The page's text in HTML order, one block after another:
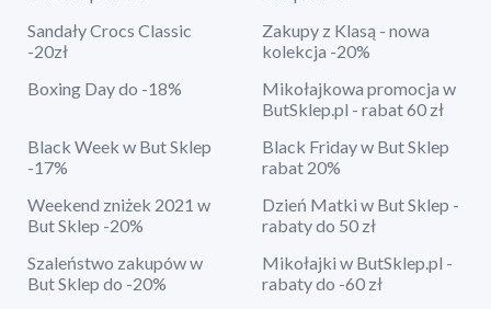
Sandały Crocs Classic
-20zł
Zakupy z Klasą - nowa
kolekcja -20%
Boxing Day do -18%
Mikołajkowa promocja w
ButSklep.pl - rabat 60 zł
Black Week w But Sklep
-17%
Black Friday w But Sklep
rabat 20%
Weekend zniżek 2021 w
But Sklep -20%
Dzień Matki w But Sklep -
rabaty do 50 zł
Szaleństwo zakupów w
But Sklep do -20%
Mikołajki w ButSklep.pl -
rabaty do -60 zł